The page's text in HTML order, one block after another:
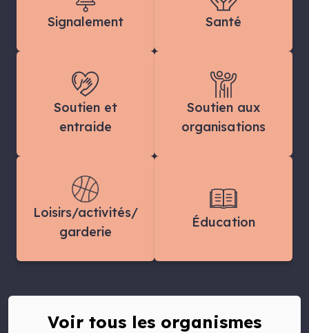
Signalement Santé
Soutien et
entraide
Soutien aux
organisations
Loisirs/activités/
garderie
Éducation
Voir tous les organismes